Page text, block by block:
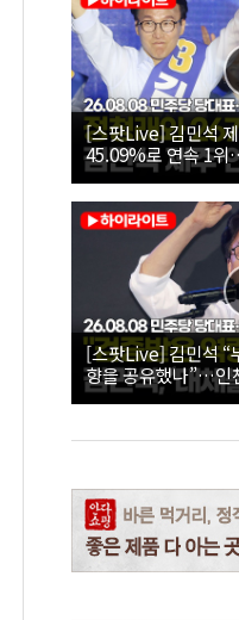
[스팟Live] 김민석
45.09%로 연속 1위
26.08.08 더불어민주
보 인천 합동연설회
[스팟Live] 김민석 “
향을 공유했나”…인
26.08.08 더불어민주